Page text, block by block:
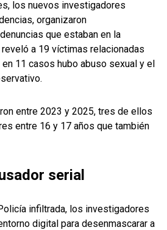
los nuevos investigadores
organizaron
que estaban en la
a 19 víctimas relacionadas
11 casos hubo abuso sexual y el
entre 2023 y 2025, tres de ellos
entre 16 y 17 años que también
serial
infiltrada, los investigadores
digital para desenmascarar a